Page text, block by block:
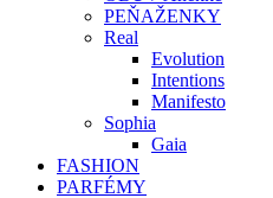
PEŇAŽENKY
Real
Evolution
Intentions
Manifesto
Sophia
Gaia
FASHION
PARFÉMY